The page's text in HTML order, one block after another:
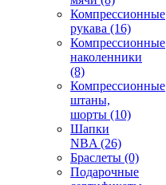
Компрессионные
рукава (16)
Компрессионные
наколенники
(8)
Компрессионные
штаны,
шорты (10)
Шапки
NBA (26)
Браслеты (0)
Подарочные